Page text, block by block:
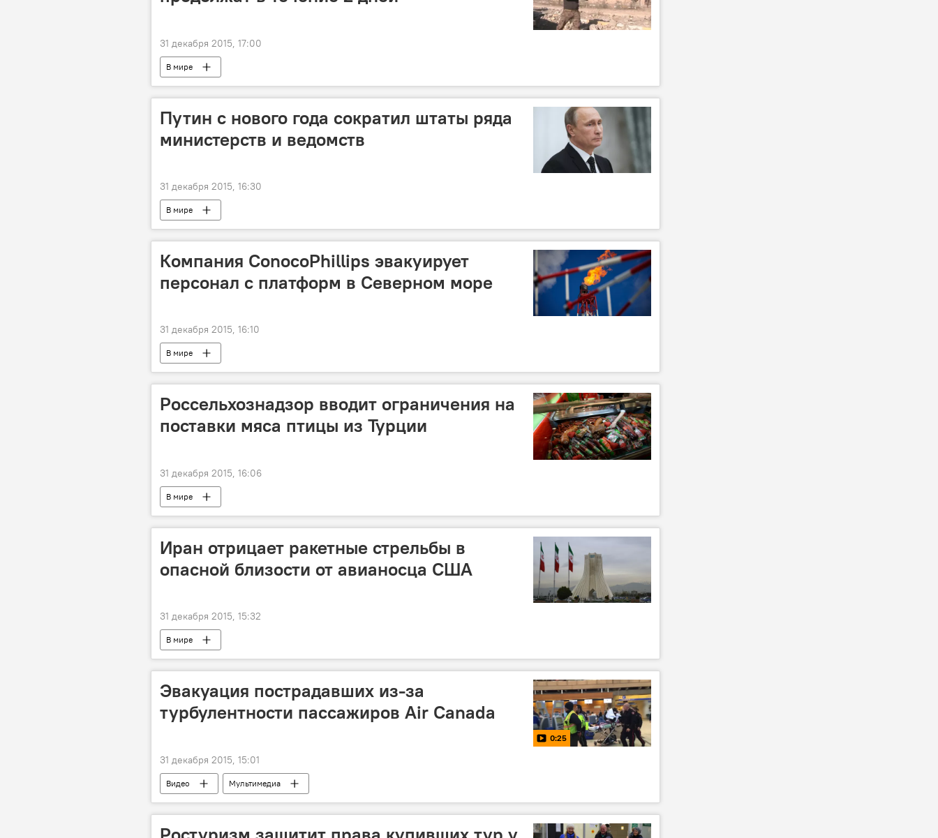
31 декабря 2015, 17:00
В мире
Путин с нового года сократил штаты ряда
министерств и ведомств
31 декабря 2015, 16:30
В мире
Компания ConocoPhillips эвакуирует
персонал с платформ в Северном море
31 декабря 2015, 16:10
В мире
Россельхознадзор вводит ограничения на
поставки мяса птицы из Турции
31 декабря 2015, 16:06
В мире
Иран отрицает ракетные стрельбы в
опасной близости от авианосца США
31 декабря 2015, 15:32
В мире
Эвакуация пострадавших из-за
турбулентности пассажиров Air Canada
0:25
31 декабря 2015, 15:01
Видео Мультимедиа